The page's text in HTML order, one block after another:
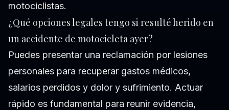
motociclistas.
¿Qué opciones legales tengo si resulté herido en
un accidente de motocicleta ayer?
Puedes presentar una reclamación por lesiones
personales para recuperar gastos médicos,
salarios perdidos y dolor y sufrimiento. Actuar
rápido es fundamental para reunir evidencia,